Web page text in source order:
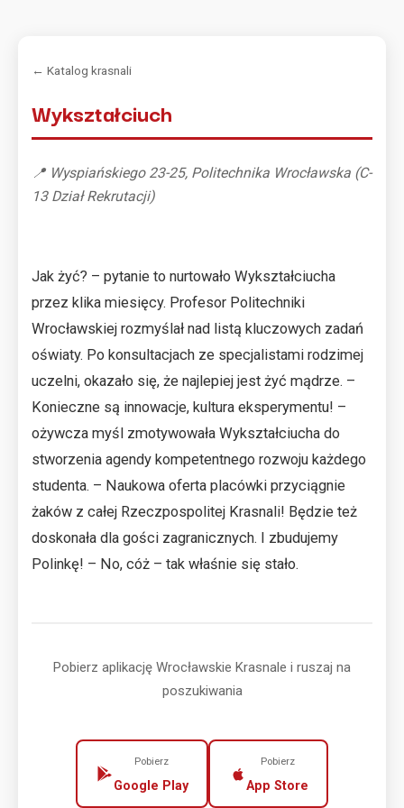
← Katalog krasnali
Wykształciuch
📍 Wyspiańskiego 23-25, Politechnika Wrocławska (C-
13 Dział Rekrutacji)
Jak żyć? – pytanie to nurtowało Wykształciucha
przez klika miesięcy. Profesor Politechniki
Wrocławskiej rozmyślał nad listą kluczowych zadań
oświaty. Po konsultacjach ze specjalistami rodzimej
uczelni, okazało się, że najlepiej jest żyć mądrze. –
Konieczne są innowacje, kultura eksperymentu! –
ożywcza myśl zmotywowała Wykształciucha do
stworzenia agendy kompetentnego rozwoju każdego
studenta. – Naukowa oferta placówki przyciągnie
żaków z całej Rzeczpospolitej Krasnali! Będzie też
doskonała dla gości zagranicznych. I zbudujemy
Polinkę! – No, cóż – tak właśnie się stało.
Pobierz aplikację Wrocławskie Krasnale i ruszaj na
poszukiwania
Pobierz
Google Play
Pobierz
App Store